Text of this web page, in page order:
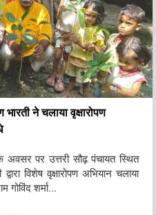
भारती ने चलाया वृक्षारोपण
अवसर पर उत्तरी सौढ़ पंचायत स्थित
विशेष वृक्षारोपण अभियान चलाया
गोविंद शर्मा...